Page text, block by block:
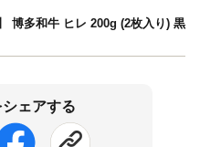
博多和牛 ヒレ 200g (2枚入り) 黒
ェアする